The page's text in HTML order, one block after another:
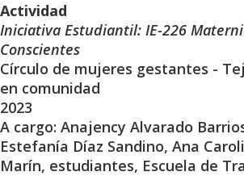
Actividad
Iniciativa Estudiantil: IE-226
Conscientes
Círculo de mujeres gestantes -
en comunidad
2023
A cargo: Anajency Alvarado
Estefanía Díaz Sandino, Ana
Marín, estudiantes, Escuela de